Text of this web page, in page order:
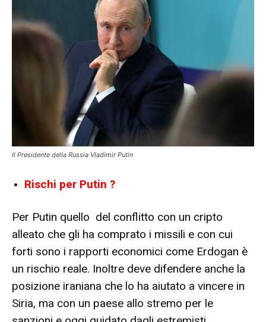
Il Presidente della Russia Vladimir Putin
Rischi per Putin ?
Per Putin quello del conflitto con un cripto
alleato che gli ha comprato i missili e con cui
forti sono i rapporti economici come Erdogan è
un rischio reale. Inoltre deve difendere anche la
posizione iraniana che lo ha aiutato a vincere in
Siria, ma con un paese allo stremo per le